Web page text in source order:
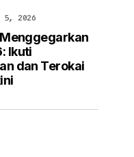
Ikuti
dan Terokai
5, 2026